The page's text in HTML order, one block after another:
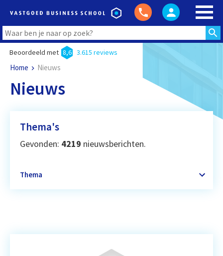
Beoordeeld met 8,6 3.615 reviews
Home Nieuws
Nieuws
Thema's
Gevonden: 4219 nieuwsberichten.
Thema